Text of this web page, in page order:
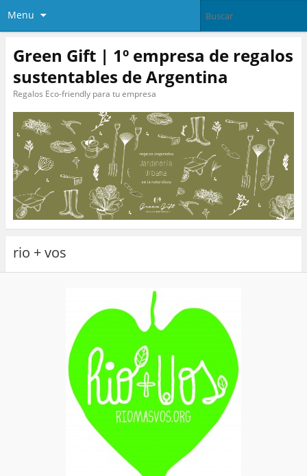
Menu
Green Gift | 1º empresa de regalos
sustentables de Argentina
Regalos Eco-friendly para tu empresa
rio + vos